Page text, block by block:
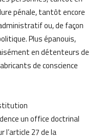
pénale, tantôt encore
ou, de façon
Plus épanouis,
en détenteurs de
de conscience
un office doctrinal
l’article 27 de la